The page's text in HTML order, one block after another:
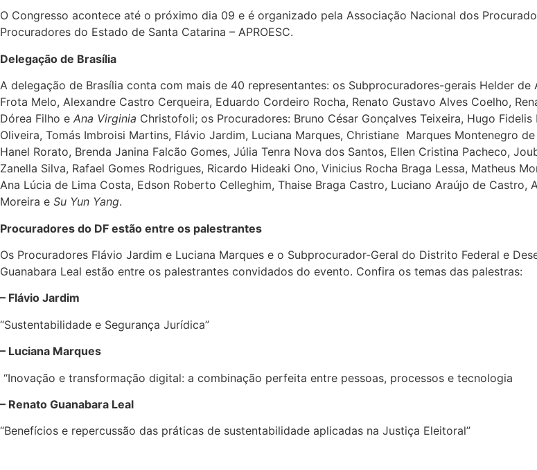
O Congresso acontece até o próximo dia 09 e é organizado pela Associação Nacional dos
Procuradores do Estado de Santa Catarina – APROESC.
Delegação de Brasília
A delegação de Brasília conta com mais de 40 representantes: os Subprocuradores-gerais Helder
Frota Melo, Alexandre Castro Cerqueira, Eduardo Cordeiro Rocha, Renato Gustavo Alves Coelho,
Dórea Filho e Ana Virginia Christofoli; os Procuradores: Bruno César Gonçalves Teixeira, Hugo
Oliveira, Tomás Imbroisi Martins, Flávio Jardim, Luciana Marques, Christiane Marques Montenegro
Hanel Rorato, Brenda Janina Falcão Gomes, Júlia Tenra Nova dos Santos, Ellen Cristina Pacheco,
Zanella Silva, Rafael Gomes Rodrigues, Ricardo Hideaki Ono, Vinicius Rocha Braga Lessa, Matheus
Ana Lúcia de Lima Costa, Edson Roberto Celleghim, Thaise Braga Castro, Luciano Araújo de
Moreira e Su Yun Yang.
Procuradores do DF estão entre os palestrantes
Os Procuradores Flávio Jardim e Luciana Marques e o Subprocurador-Geral do Distrito Federal e
Guanabara Leal estão entre os palestrantes convidados do evento. Confira os temas das palestras:
– Flávio Jardim
“Sustentabilidade e Segurança Jurídica”
– Luciana Marques
“Inovação e transformação digital: a combinação perfeita entre pessoas, processos e tecnologia
– Renato Guanabara Leal
“Benefícios e repercussão das práticas de sustentabilidade aplicadas na Justiça Eleitoral”